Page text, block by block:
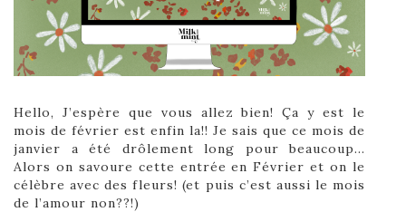
Hello, J’espère que vous allez bien! Ça y est le
mois de février est enfin la!! Je sais que ce mois de
janvier a été drôlement long pour beaucoup…
Alors on savoure cette entrée en Février et on le
célèbre avec des fleurs! (et puis c’est aussi le mois
de l’amour non??!)